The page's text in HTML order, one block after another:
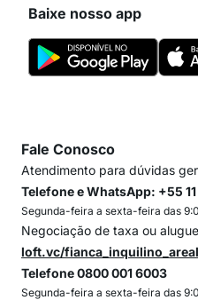
Baixe nosso app
Fale Conosco
Atendimento para dúvidas
Telefone e WhatsApp: +55
Segunda-feira a sexta-feira das
Negociação de taxa ou
loft.vc/
Telefone 0800 001 6003
Segunda-feira a sexta-feira das